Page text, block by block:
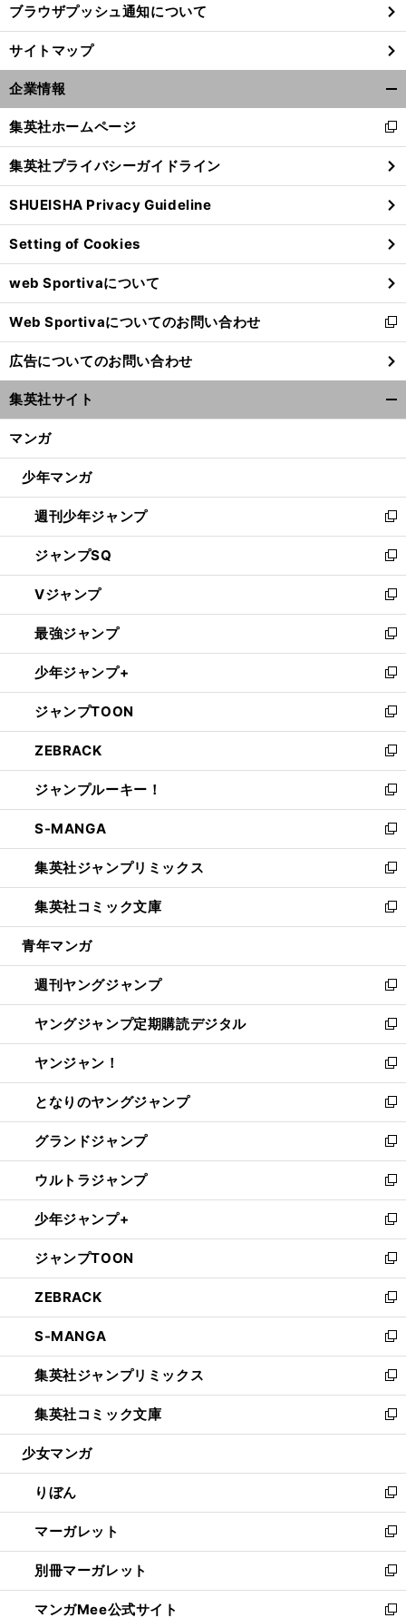
前
ブラウザプッシュ通知について
サイトマップ
企業情報
閉
る
集英社ホームページ
新
し
い
ウ
ィ
ン
ド
ウ
で
開
く
集英社プライバシーガイドライン
SHUEISHA Privacy Guideline
Setting of Cookies
web Sportivaについて
Web Sportivaについてのお問い合わせ
新
し
い
ウ
ィ
ン
ウ
開
く
広告についてのお問い合わせ
集英社サイト
マンガ
少年マンガ
週刊少年ジャンプ
新
し
い
ウ
ィ
ン
ド
ウ
で
開
く
ジャンプSQ
新
し
い
ウ
ィ
ン
ド
ウ
で
開
く
Vジャンプ
新
し
い
ウ
ィ
ン
ド
ウ
で
開
く
最強ジャンプ
新
し
い
ウ
ィ
ン
ド
ウ
で
開
く
少年ジャンプ+
新
し
い
ウ
ィ
ン
ド
ウ
で
開
く
ジャンプTOON
新
し
い
ウ
ィ
ン
ド
ウ
で
開
く
ZEBRACK
新
し
い
ウ
ィ
ン
ド
ウ
で
開
ジャンプルーキー！
新
し
い
ウ
ィ
ン
ド
ウ
開
く
S-MANGA
新
し
い
ウ
ィ
ン
ウ
で
開
く
集英社ジャンプリミックス
新
し
い
ウ
ン
ド
ウ
で
開
く
集英社コミック文庫
新
し
ウ
ィ
ン
ド
ウ
で
開
く
青年マンガ
週刊ヤングジャンプ
新
し
い
ウ
ィ
ン
ド
ウ
で
開
く
ヤングジャンプ定期購読デジタル
新
し
い
ウ
ィ
ン
ド
ウ
で
開
く
ヤンジャン！
新
し
い
ウ
ィ
ン
ド
ウ
で
開
く
となりのヤングジャンプ
新
し
い
ウ
ィ
ン
ド
ウ
で
開
く
グランドジャンプ
新
し
い
ウ
ィ
ン
ド
ウ
で
開
く
ウルトラジャンプ
新
し
い
ウ
ィ
ン
ド
ウ
で
開
く
少年ジャンプ+
新
し
い
ウ
ィ
ン
ド
ウ
で
開
く
ジャンプTOON
新
し
い
ウ
ィ
ン
ド
ウ
で
開
ZEBRACK
新
し
い
ウ
ィ
ン
ド
ウ
開
く
S-MANGA
新
し
い
ウ
ィ
ン
ウ
で
開
く
集英社ジャンプリミックス
新
し
い
ウ
ン
ド
ウ
で
開
く
集英社コミック文庫
新
し
ウ
ィ
ン
ド
ウ
で
開
く
少女マンガ
りぼん
新
し
い
ウ
ィ
ン
ド
マーガレット
新
し
い
ウ
ィ
別冊マーガレット
新
し
い
マンガMee公式サイト 新